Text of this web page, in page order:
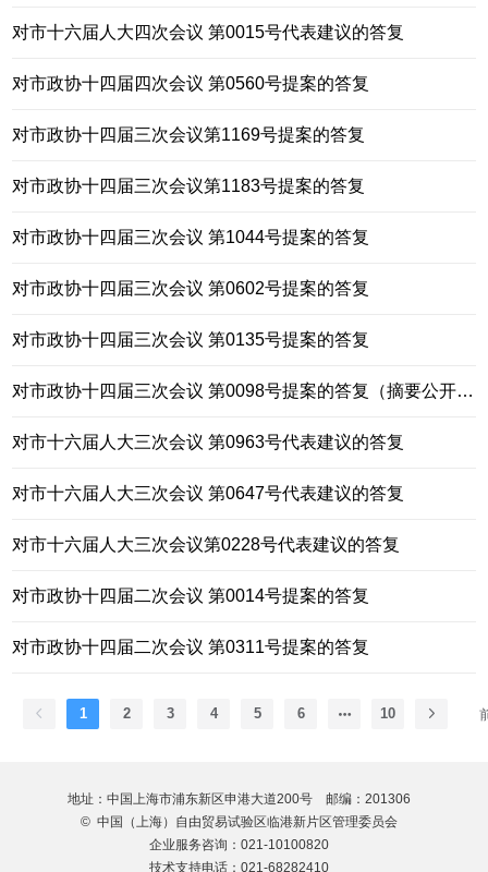
对市十六届人大四次会议 第0015号代表建议的答复
对市政协十四届四次会议 第0560号提案的答复
对市政协十四届三次会议第1169号提案的答复
对市政协十四届三次会议第1183号提案的答复
对市政协十四届三次会议 第1044号提案的答复
对市政协十四届三次会议 第0602号提案的答复
对市政协十四届三次会议 第0135号提案的答复
对市政协十四届三次会议 第0098号提案的答复（摘要公开版）
对市十六届人大三次会议 第0963号代表建议的答复
对市十六届人大三次会议 第0647号代表建议的答复
对市十六届人大三次会议第0228号代表建议的答复
对市政协十四届二次会议 第0014号提案的答复
对市政协十四届二次会议 第0311号提案的答复
1 2 3 4 5 6 10
地址：中国上海市浦东新区申港大道200号 邮编：201306
© 中国（上海）自由贸易试验区临港新片区管理委员会
企业服务咨询：021-10100820
技术支持电话：021-68282410